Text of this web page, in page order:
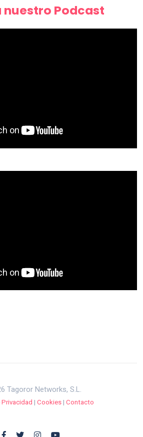
nuestro Podcast
Tagoror Networks, S.L.
| Cookies| Contacto